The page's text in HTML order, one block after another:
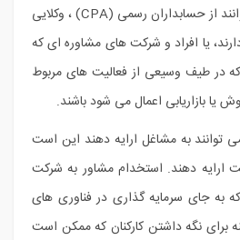
مشاوران کسب و کار می توانند از حسابداران رسمی (CPA) ، وکلایی
یا افراد و شرکت های مشاوره ای که
در طیف وسیعی از فعالیت های مربوط
یا بازاریابی اعمال می شود باشند.
توانند به مشاغل ارایه دهند این است
دهند. استخدام مشاور به شرکت
به جای سرمایه گذاری در فناوری های
برای نگه داشتن کارکنان که ممکن است